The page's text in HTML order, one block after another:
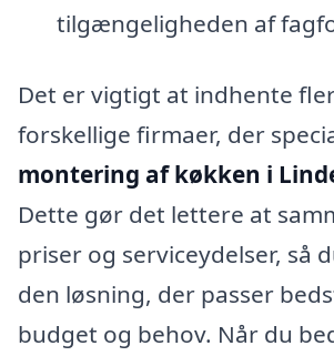
tilgængeligheden af
Det er vigtigt at indhente
forskellige firmaer, der
montering af køkken i
Dette gør det lettere at
priser og serviceydelser, så
den løsning, der passer
budget og behov. Når du